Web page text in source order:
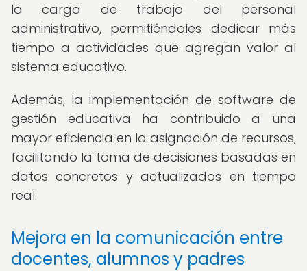
la carga de trabajo del personal
administrativo, permitiéndoles dedicar más
tiempo a actividades que agregan valor al
sistema educativo.
Además, la implementación de software de
gestión educativa ha contribuido a una
mayor eficiencia en la asignación de recursos,
facilitando la toma de decisiones basadas en
datos concretos y actualizados en tiempo
real.
Mejora en la comunicación entre
docentes, alumnos y padres